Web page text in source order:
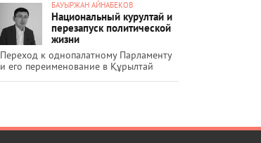
БАУЫРЖАН АЙНАБЕКОВ
Национальный курултай и
перезапуск политической
жизни
Переход к однопалатному Парламенту
и его переименование в Құрылтай